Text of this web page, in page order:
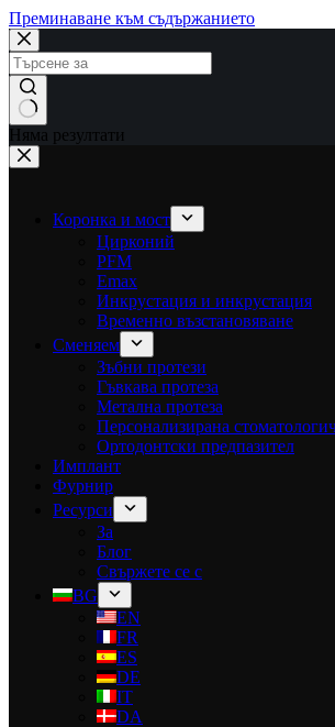
Преминаване към съдържанието
Няма резултати
Коронка и мост
Цирконий
PFM
Emax
Инкрустация и инкрустация
Временно възстановяване
Сменяем
Зъбни протези
Гъвкава протеза
Метална протеза
Персонализирана
Ортодонтски предпазител
Имплант
Фурнир
Ресурси
За
Блог
Свържете се с
BG
EN
FR
ES
DE
IT
DA